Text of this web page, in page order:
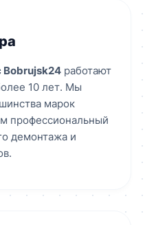
Bobrujsk24 работают
10 лет. Мы
марок
профессиональный
демонтажа и